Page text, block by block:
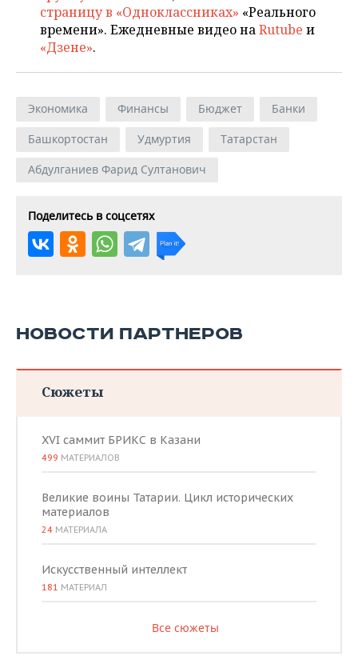
страницу в «Одноклассниках» «Реального
времени». Ежедневные видео наRutube и
«Дзене».
Экономика Финансы Бюджет
Банки
Башкортостан
Удмуртия
Татарстан
Абдулганиев Фарид Султанович
Поделитесь в соцсетях
НОВОСТИ ПАРТНЕРОВ
Сюжеты
XVI саммит БРИКС в Казани
499 МАТЕРИАЛОВ
Великие воины Татарии. Цикл исторических
материалов
24 МАТЕРИАЛА
Искусственный интеллект
181 МАТЕРИАЛ
Все сюжеты